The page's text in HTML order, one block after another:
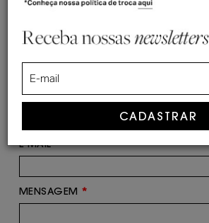
NOME*
E-MAIL*
MENSAGEM *